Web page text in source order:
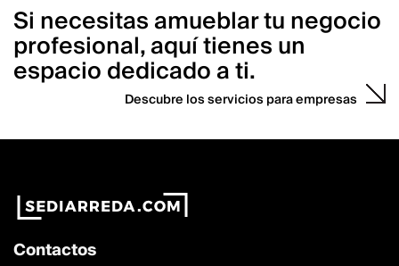
Si necesitas amueblar tu negocio
profesional, aquí tienes un
espacio dedicado a ti.
Descubre los servicios para empresas
Contactos